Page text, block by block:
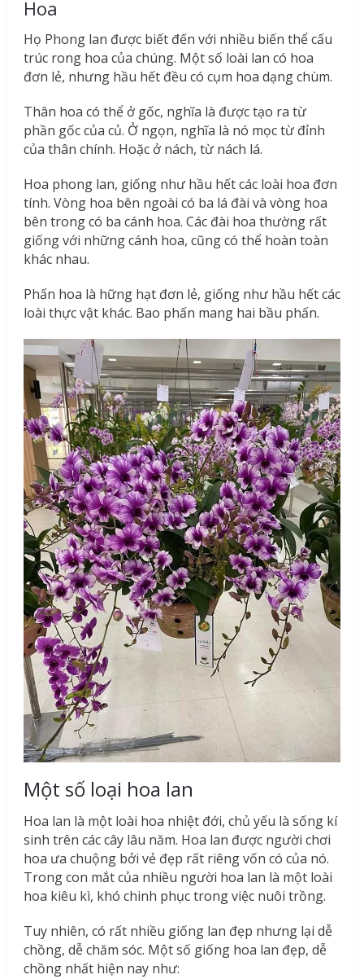
Hoa
Họ Phong lan được biết đến với nhiều biến thể cấu
trúc rong hoa của chúng. Một số loài lan có hoa
đơn lẻ, nhưng hầu hết đều có cụm hoa dạng chùm.
Thân hoa có thể ở gốc, nghĩa là được tạo ra từ
phần gốc của củ. Ở ngọn, nghĩa là nó mọc từ đỉnh
của thân chính. Hoặc ở nách, từ nách lá.
Hoa phong lan, giống như hầu hết các loài hoa đơn
tính. Vòng hoa bên ngoài có ba lá đài và vòng hoa
bên trong có ba cánh hoa. Các đài hoa thường rất
giống với những cánh hoa, cũng có thể hoàn toàn
khác nhau.
Phấn hoa là hững hạt đơn lẻ, giống như hầu hết các
loài thực vật khác. Bao phấn mang hai bầu phấn.
Một số loại hoa lan
Hoa lan là một loài hoa nhiệt đới, chủ yếu là sống kí
sinh trên các cây lâu năm. Hoa lan được người chơi
hoa ưa chuộng bởi vẻ đẹp rất riêng vốn có của nó.
Trong con mắt của nhiều người hoa lan là một loài
hoa kiêu kì, khó chinh phục trong việc nuôi trồng.
Tuy nhiên, có rất nhiều giống lan đẹp nhưng lại dễ
chồng, dễ chăm sóc. Một số giống hoa lan đẹp, dễ
chồng nhất hiện nay như: